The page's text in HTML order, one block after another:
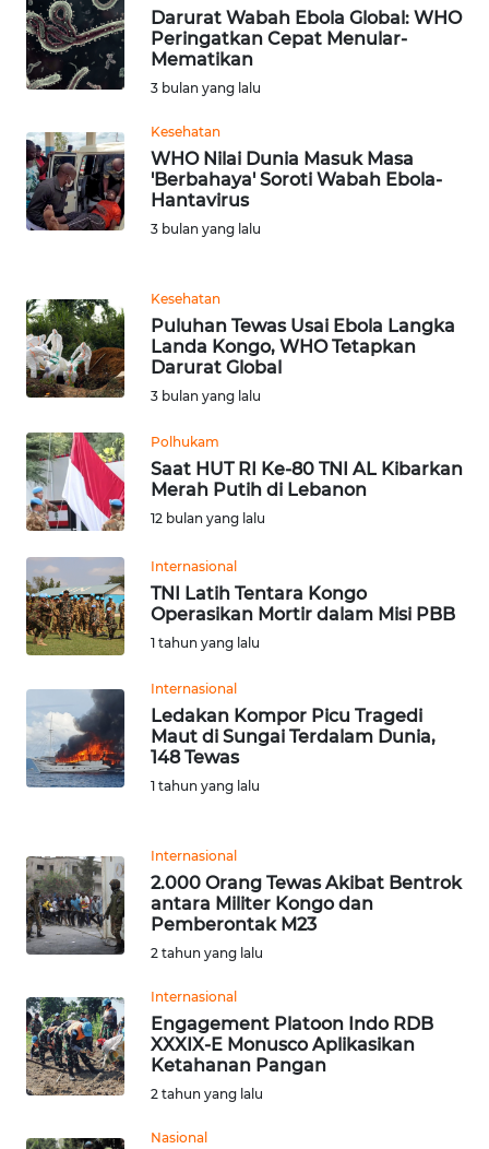
Darurat Wabah Ebola Global: WHO
Peringatkan Cepat Menular-
Mematikan
3 bulan yang lalu
Kesehatan
WHO Nilai Dunia Masuk Masa
'Berbahaya' Soroti Wabah Ebola-
Hantavirus
3 bulan yang lalu
Kesehatan
Puluhan Tewas Usai Ebola Langka
Landa Kongo, WHO Tetapkan
Darurat Global
3 bulan yang lalu
Polhukam
Saat HUT RI Ke-80 TNI AL Kibarkan
Merah Putih di Lebanon
12 bulan yang lalu
Internasional
TNI Latih Tentara Kongo
Operasikan Mortir dalam Misi PBB
1 tahun yang lalu
Internasional
Ledakan Kompor Picu Tragedi
Maut di Sungai Terdalam Dunia,
148 Tewas
1 tahun yang lalu
Internasional
2.000 Orang Tewas Akibat Bentrok
antara Militer Kongo dan
Pemberontak M23
2 tahun yang lalu
Internasional
Engagement Platoon Indo RDB
XXXIX-E Monusco Aplikasikan
Ketahanan Pangan
2 tahun yang lalu
Nasional
PEDOMAN
MEDIA
REDAKSI
KARIR
Wahana
News
Regional
WN
SUMUT
WN
WN
JABAR
BANTEN
WN
NTT
KEPRI
WN
PAPUA
WN
PAPUA
BARAT